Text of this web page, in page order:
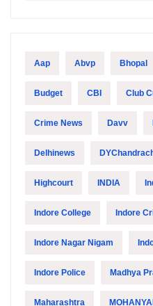
Aap Abvp Bhopal
Budget CBI Club
Crime News Davv
Delhinews
Highcourt INDIA
Indore College Indore
Indore Nagar Nigam
Indore Police Madhya
Maharashtra